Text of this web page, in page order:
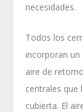
necesidades.
Todos los
incorporan
aire de
centrales que
cubierta. El